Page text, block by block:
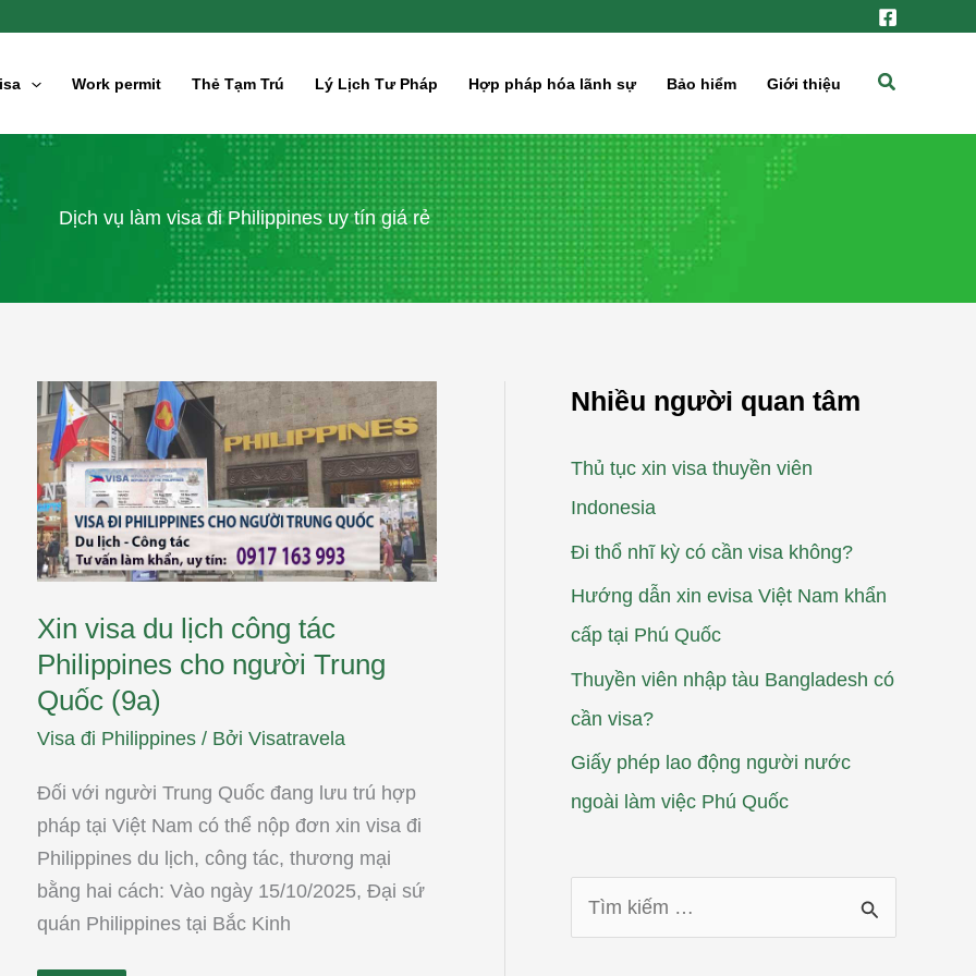
Work permit Thẻ Tạm Trú Lý Lịch Tư Pháp Hợp pháp hóa lãnh sự Bảo hiểm Giới thiệu
Tìm
Dịch vụ làm visa đi Philippines uy tín giá rẻ
Xin visa du lịch công tác
Philippines cho người Trung
Quốc (9a)
Visa đi Philippines/ Bởi Visatravela
Đối với người Trung Quốc đang lưu trú hợp
pháp tại Việt Nam có thể nộp đơn xin visa đi
Philippines du lịch, công tác, thương mại
bằng hai cách: Vào ngày 15/10/2025, Đại sứ
quán Philippines tại Bắc Kinh
Xin
visa
du
lịch
công
tác
Philippines
cho
người
Trung
Quốc
(9a)
Nhiều người quan tâm
Thủ tục xin visa thuyền viên
Indonesia
Đi thổ nhĩ kỳ có cần visa không?
Hướng dẫn xin evisa Việt Nam khẩn
cấp tại Phú Quốc
Thuyền viên nhập tàu Bangladesh có
cần visa?
Giấy phép lao động người nước
ngoài làm việc Phú Quốc